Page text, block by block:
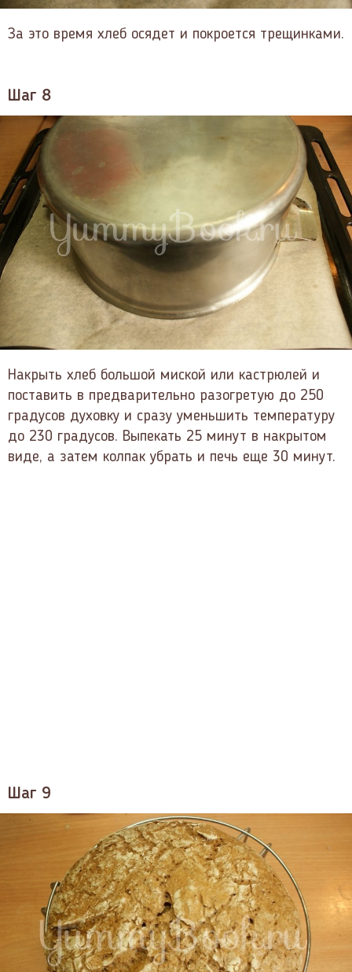
За это время хлеб осядет и покроется трещинками.
Шаг 8
Накрыть хлеб большой миской или кастрюлей и
поставить в предварительно разогретую до 250
градусов духовку и сразу уменьшить температуру
до 230 градусов. Выпекать 25 минут в накрытом
виде, а затем колпак убрать и печь еще 30 минут.
Шаг 9